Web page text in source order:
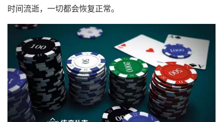
时间流逝，一切都会恢复正常。